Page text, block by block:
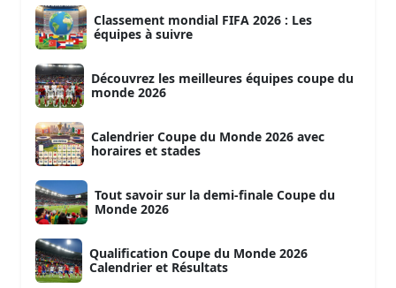
Classement mondial FIFA 2026 : Les
équipes à suivre
Découvrez les meilleures équipes coupe du
monde 2026
Calendrier Coupe du Monde 2026 avec
horaires et stades
Tout savoir sur la demi-finale Coupe du
Monde 2026
Qualification Coupe du Monde 2026
Calendrier et Résultats